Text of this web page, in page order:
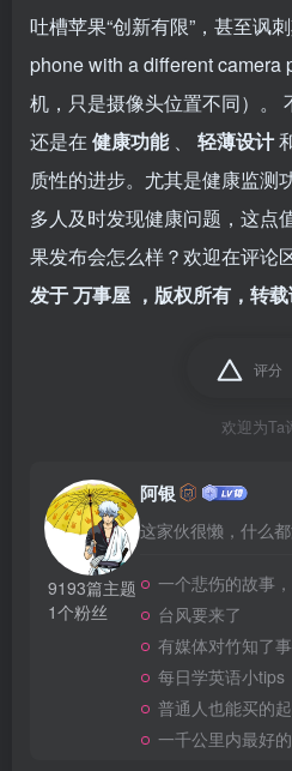
吐槽苹果“创新有限”，甚至讽
phone with a different camera
机，只是摄像头位置不同）。
还是在 健康功能 、 轻薄设计
质性的进步。尤其是健康监测
多人及时发现健康问题，这点
果发布会怎么样？欢迎在评论
发于万事屋 ，版权所有，转
评分
欢迎为Ta
9193篇主题
1个粉丝
阿银
这家伙很懒，什么
一个悲伤的故事
台风要来了
有媒体对竹知了
每日学英语小tips
普通人也能买的起的全球
一千公里内最好